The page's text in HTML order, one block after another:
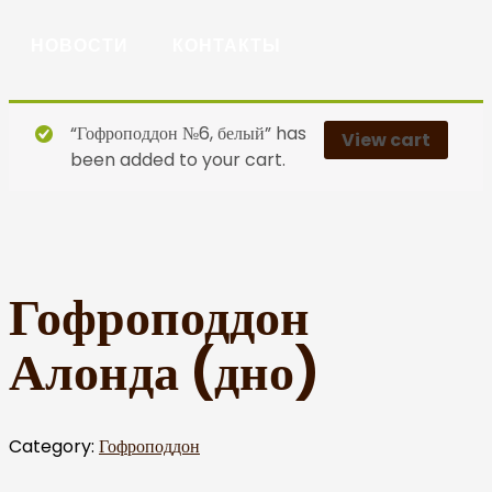
View cart
“Гофроподдон №6, белый” has
been added to your cart.
Гофроподдон
Алонда (дно)
Category: Гофроподдон